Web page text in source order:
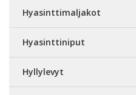
Hyasinttimaljakot
Hyasinttiniput
Hyllylevyt